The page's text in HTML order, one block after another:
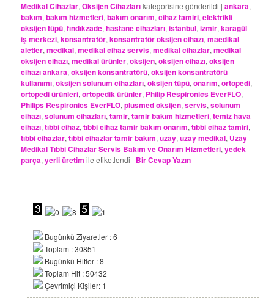
Medikal Cihazlar,Oksijen Cihazlarıkategorisine gönderildi |ankara,
bakım,bakım hizmetleri,bakım onarım,cihaz tamiri,elektrikli
oksijen tüpü,fındıkzade,hastane cihazları,istanbul,izmir,karagül
iş merkezi,konsantratör,konsantratör oksijen cihazı,maedikal
aletler,medikal,medikal cihaz servis,medikal cihazlar,medikal
oksijen cihazı,medikal ürünler,oksijen,oksijen cihazı,oksijen
cihazı ankara,oksijen konsantratörü,oksijen konsantratörü
kullanımı,oksijen solunum cihazları,oksijen tüpü,onarım,ortopedi,
ortopedi ürünleri,ortopedik ürünler, Philip Respironics EverFLO,
Philips Respironics EverFLO,plusmed oksijen,servis,solunum
cihazı,solunum cihazları,tamir,tamir bakım hizmetleri,temiz hava
cihazı,tıbbi cihaz,tıbbi cihaz tamir bakım onarım,tıbbi cihaz tamiri,
tıbbi cihazlar,tıbbi cihazlar tamir bakım,uzay,uzay medikal, Uzay
Medikal Tıbbi Cihazlar Servis Bakım ve Onarım Hizmetleri,yedek
parça,yerli üretim ile etiketlendi | Bir Cevap Yazın
Bugünkü Ziyaretler : 6
Toplam : 30851
Bugünkü Hitler : 8
Toplam Hit : 50432
Çevrimiçi Kişiler: 1